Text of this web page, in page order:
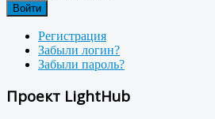
Войти
Регистрация
Забыли логин?
Забыли пароль?
Проект LightHub